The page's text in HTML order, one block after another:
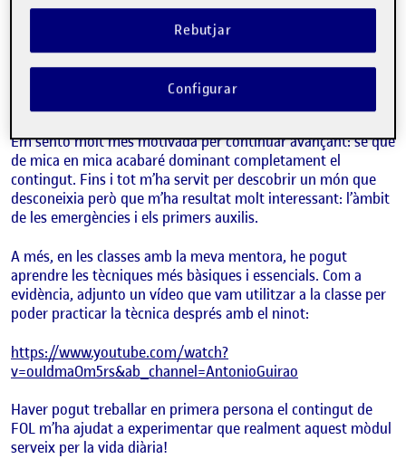
Quant al contingut del mòdul que em preparo per impartir,
d’aprendre i que hauré de continuar amb la meva formació,
però ja he pogut donar el primer pas, que és començar i
Em sento molt més motivada per continuar avançant: sé que
de mica en mica acabaré dominant completament el
contingut. Fins i tot m’ha servit per descobrir un món que
desconeixia però que m’ha resultat molt interessant: l’àmbit
de les emergències i els primers auxilis.
A més, en les classes amb la meva mentora, he pogut
aprendre les tècniques més bàsiques i essencials. Com a
evidència, adjunto un vídeo que vam utilitzar a la classe per
poder practicar la tècnica després amb el ninot:
https://www.youtube.com/watch?
v=ouIdmaOm5rs&ab_channel=AntonioGuirao
Haver pogut treballar en primera persona el contingut de
FOL m’ha ajudat a experimentar que realment aquest mòdul
serveix per la vida diària!
Rebutjar
Configurar